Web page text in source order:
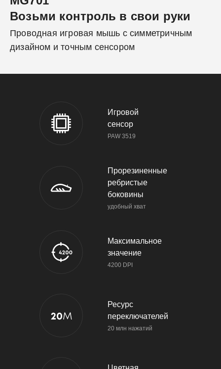
Возьми контроль в свои руки
Проводная игровая мышь с симметричным
дизайном и точным сенсором
Игровой
сенсор
PAW 3519
Прорезиненные
ребристые
боковины
удобный хват
Максимальное
значение
4200 DPI
Ресурс
переключателей
20 млн нажатий